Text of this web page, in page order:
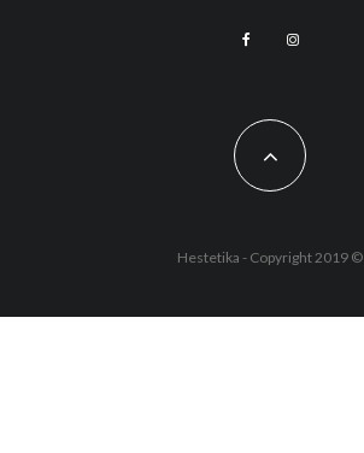
Hestetika - Copyright 2019 ©